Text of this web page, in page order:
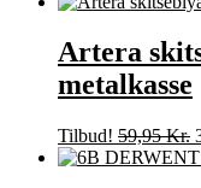
Artera
metalkasse
Tilbud! 59,95Kr.